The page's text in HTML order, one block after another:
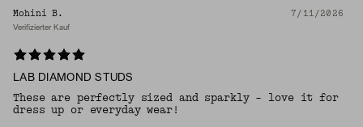
Mohini B. 7/11/2026
Verifizierter Kauf
LAB DIAMOND STUDS
These are perfectly sized and sparkly - love it for
dress up or everyday wear!